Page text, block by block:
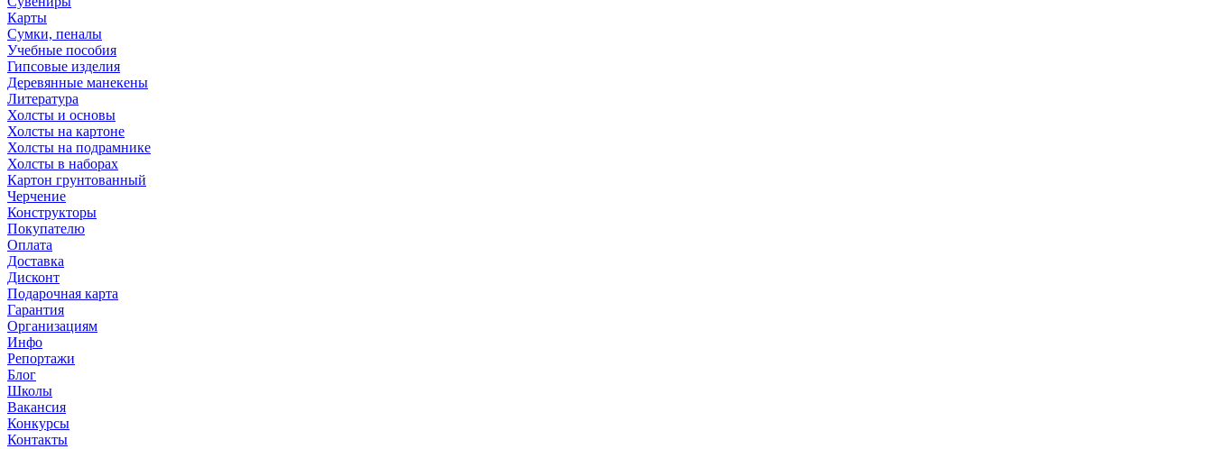
Карты
Сумки, пеналы
Учебные пособия
Гипсовые изделия
Деревянные манекены
Литература
Холсты и основы
Холсты на картоне
Холсты на подрамнике
Холсты в наборах
Картон грунтованный
Черчение
Конструкторы
Покупателю
Оплата
Доставка
Дисконт
Подарочная карта
Гарантия
Организациям
Инфо
Репортажи
Блог
Школы
Вакансия
Конкурсы
Контакты